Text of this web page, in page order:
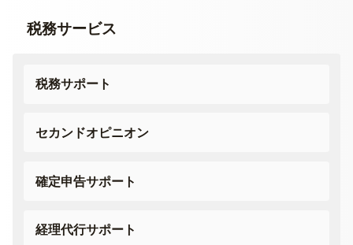
税務サービス
税務サポート
セカンドオピニオン
確定申告サポート
経理代行サポート